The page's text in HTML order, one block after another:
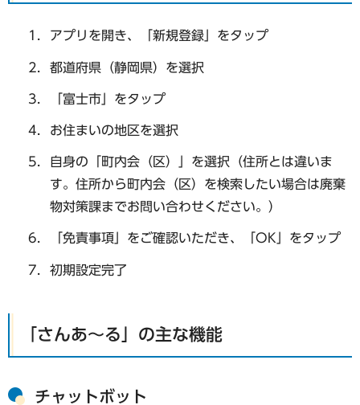
アプリを開き、「新規登録」をタップ
都道府県（静岡県）を選択
「富士市」をタップ
お住まいの地区を選択
自身の「町内会（区）」を選択（住所とは違いま
す。住所から町内会（区）を検索したい場合は廃棄
物対策課までお問い合わせください。）
「免責事項」をご確認いただき、「OK」をタップ
初期設定完了
「さんあ～る」の主な機能
チャットボット